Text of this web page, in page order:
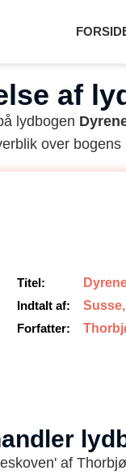
af
lydbogen
over
Titel:
Indtalt af:
Forfatter:
af